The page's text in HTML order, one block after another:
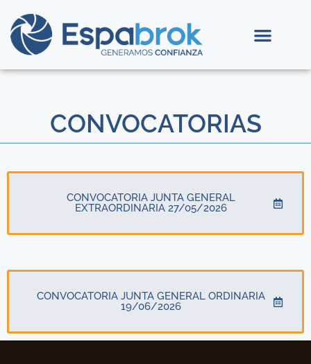
CONVOCATORIAS
CONVOCATORIA JUNTA GENERAL
EXTRAORDINARIA 27/05/2026
CONVOCATORIA JUNTA GENERAL ORDINARIA
19/06/2026